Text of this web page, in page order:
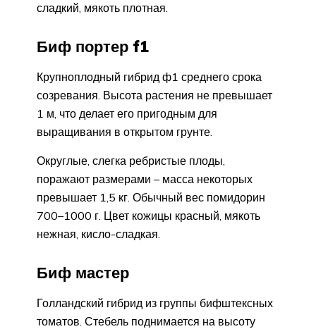
сладкий, мякоть плотная.
Биф портер f1
Крупноплодный гибрид ф1 среднего срока
созревания. Высота растения не превышает
1 м, что делает его пригодным для
выращивания в открытом грунте.
Округлые, слегка ребристые плоды,
поражают размерами – масса некоторых
превышает 1,5 кг. Обычный вес помидорин
700–1000 г. Цвет кожицы красный, мякоть
нежная, кисло-сладкая.
Биф мастер
Голландский гибрид из группы бифштексных
томатов. Стебель поднимается на высоту